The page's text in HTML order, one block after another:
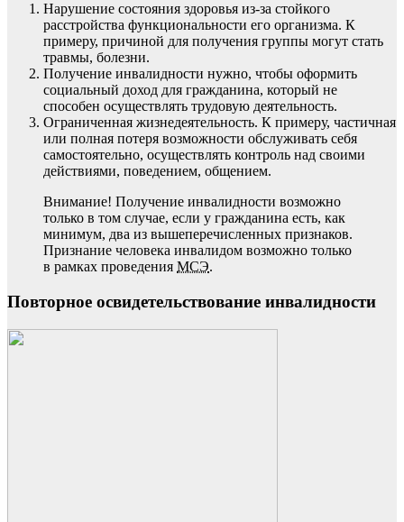
Нарушение состояния здоровья из-за стойкого
расстройства функциональности его организма. К
примеру, причиной для получения группы могут стать
травмы, болезни.
Получение инвалидности нужно, чтобы оформить
социальный доход для гражданина, который не
способен осуществлять трудовую деятельность.
Ограниченная жизнедеятельность. К примеру, частичная
или полная потеря возможности обслуживать себя
самостоятельно, осуществлять контроль над своими
действиями, поведением, общением.
Внимание! Получение инвалидности возможно
только в том случае, если у гражданина есть, как
минимум, два из вышеперечисленных признаков.
Признание человека инвалидом возможно только
в рамках проведения МСЭ.
Повторное освидетельствование инвалидности